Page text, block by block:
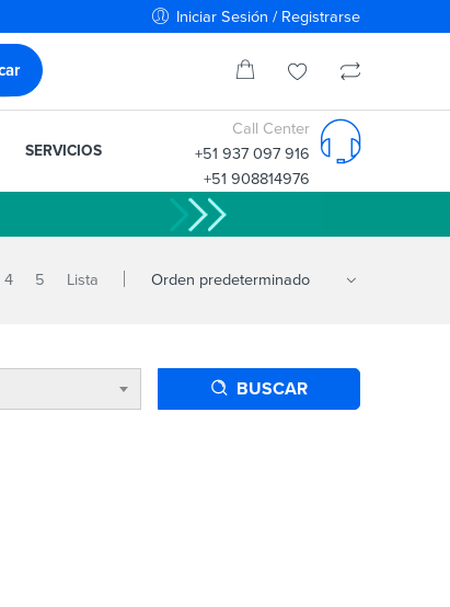
Iniciar Sesión / Registrarse
SERVICIOS
Call Center
+51 937 097 916
+51 908814976
4 5 Lista
BUSCAR